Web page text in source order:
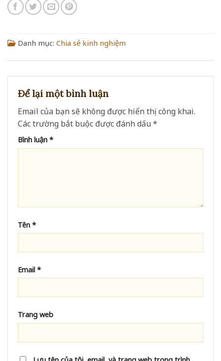
Danh mục: Chia sẻ kinh nghiệm
Để lại một bình luận
Email của bạn sẽ không được hiển thị công khai.
Các trường bắt buộc được đánh dấu *
Bình luận *
Tên *
Email *
Trang web